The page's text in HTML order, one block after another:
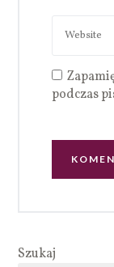
podczas
Szukaj